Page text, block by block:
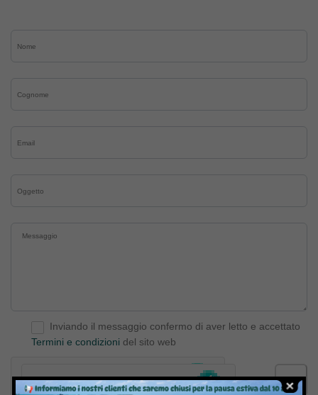
Inviando il messaggio confermo di aver letto e accettato
Termini e condizioni del sito web
Invia